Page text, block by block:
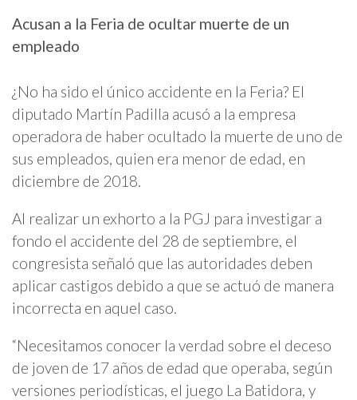
Acusan a la Feria de ocultar muerte de un
empleado
¿No ha sido el único accidente en la Feria? El
diputado Martín Padilla acusó a la empresa
operadora de haber ocultado la muerte de uno de
sus empleados, quien era menor de edad, en
diciembre de 2018.
Al realizar un exhorto a la PGJ para investigar a
fondo el accidente del 28 de septiembre, el
congresista señaló que las autoridades deben
aplicar castigos debido a que se actuó de manera
incorrecta en aquel caso.
“Necesitamos conocer la verdad sobre el deceso
de joven de 17 años de edad que operaba, según
versiones periodísticas, el juego La Batidora, y